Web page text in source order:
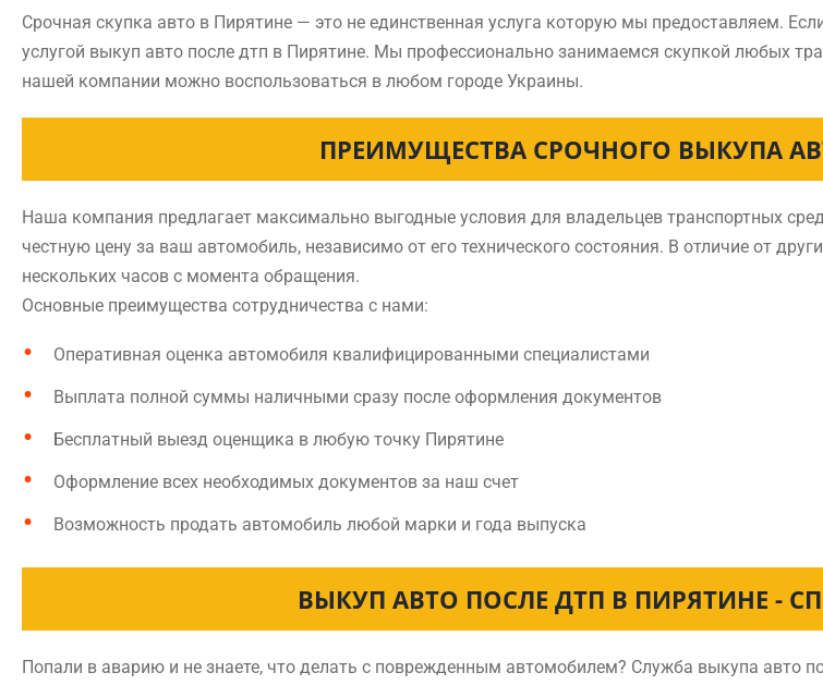
Срочная скупка авто в Пирятине — это не единственная услуга которую мы предоставляем.
услугой выкуп авто после дтп в Пирятине. Мы профессионально занимаемся скупкой любых
нашей компании можно воспользоваться в любом городе Украины.
ПРЕИМУЩЕСТВА СРОЧНОГО ВЫКУПА
Наша компания предлагает максимально выгодные условия для владельцев транспортных
честную цену за ваш автомобиль, независимо от его технического состояния. В отличие от
нескольких часов с момента обращения.
Основные преимущества сотрудничества с нами:
Оперативная оценка автомобиля квалифицированными специалистами
Выплата полной суммы наличными сразу после оформления документов
Бесплатный выезд оценщика в любую точку Пирятине
Оформление всех необходимых документов за наш счет
Возможность продать автомобиль любой марки и года выпуска
ВЫКУП АВТО ПОСЛЕ ДТП В ПИРЯТИНЕ -
Попали в аварию и не знаете, что делать с поврежденным автомобилем? Служба выкупа